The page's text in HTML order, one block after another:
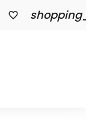
favorite_border